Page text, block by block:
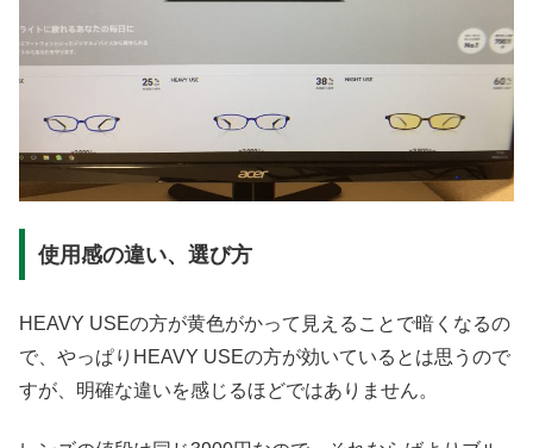
使用感の違い、選び方
HEAVY USEの方が黄色がかって見えることで暗くなるの
で、やっぱりHEAVY USEの方が効いているとは思うので
すが、明確な違いを感じるほどではありません。